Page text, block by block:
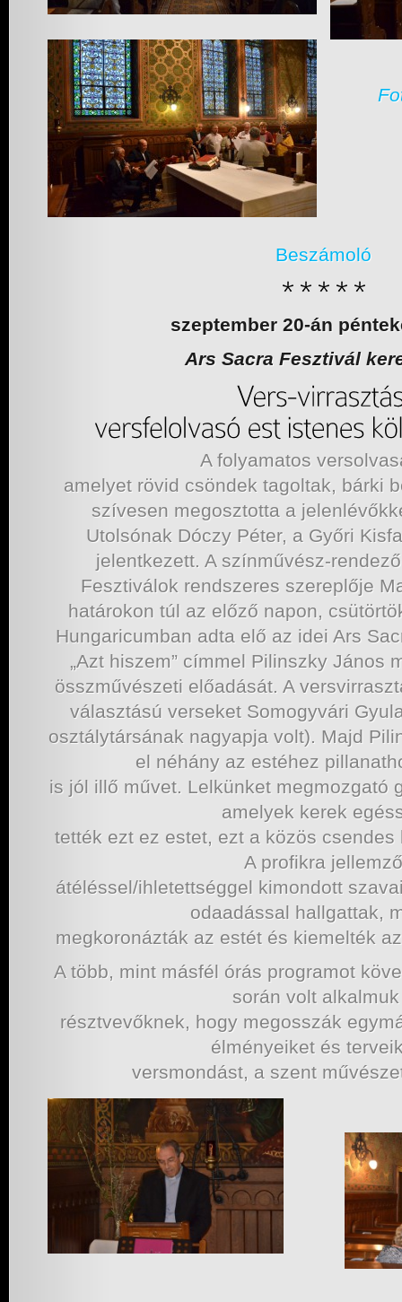
Beszámoló
szeptember 20-án
Ars Sacra Fesztivál
A folyamatos
amelyet rövid csöndek tagoltak, bárki
szívesen megosztotta a
Utolsónak Dóczy Péter, a Győri
jelentkezett. A színművész-
Fesztiválok rendszeres szereplője
határokon túl az előző napon,
Hungaricumban adta elő az idei Ars
„Azt hiszem” címmel Pilinszky János
összművészeti előadását. A
választású verseket Somogyvári
osztálytársának nagyapja volt). Majd
el néhány az estéhez
is jól illő művet. Lelkünket megmozgató
amelyek kerek
tették ezt ez estet, ezt a közös
A profikra jellemző
átéléssel/ihletettséggel kimondott
odaadással hallgattak,
megkoronázták az estét és kiemelték
A több, mint másfél órás programot
során volt
résztvevőknek, hogy megosszák
élményeiket és
versmondást, a szent